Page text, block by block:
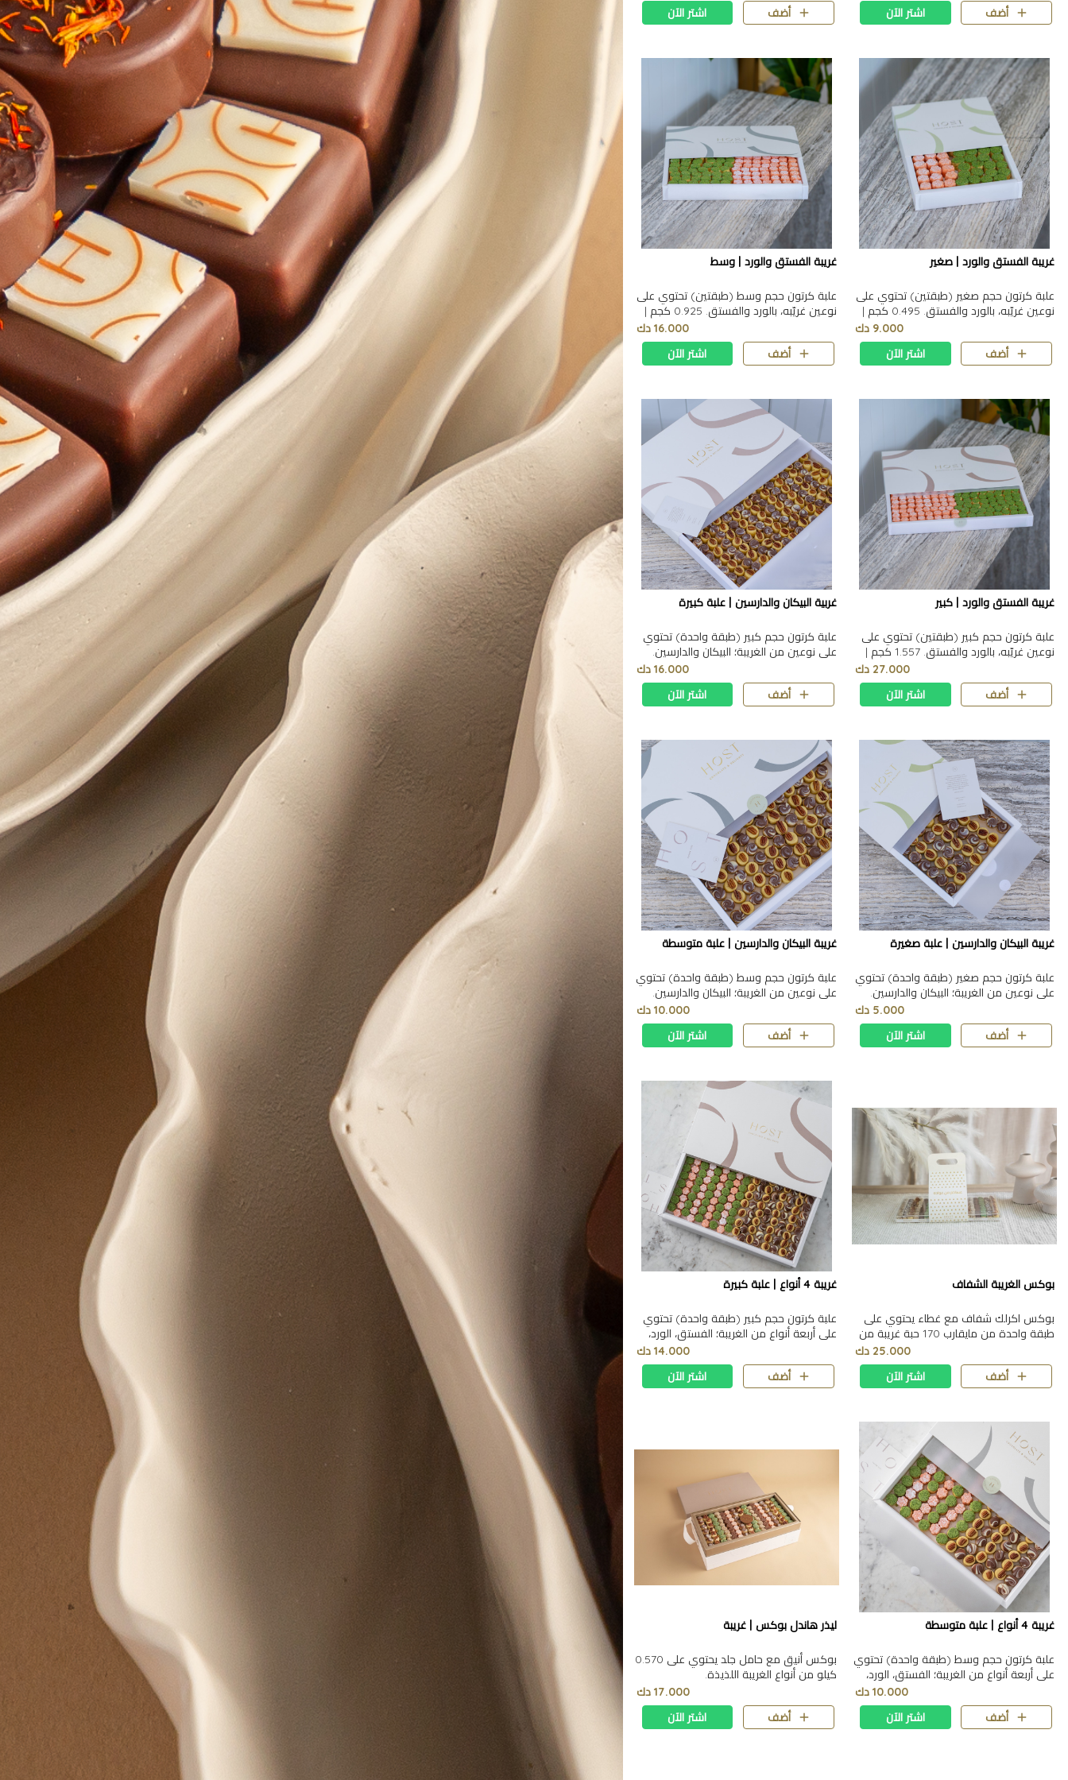
أضف
اشتر الآن
أضف
اشتر الآن
غريبة الفستق والورد | صغير
علبة كرتون حجم صغير (طبقتين) تحتوي على
نوعين غريّبه، بالورد والفستق. 0.495 كجم |
9.000 دك
أضف
اشتر الآن
غريبة الفستق والورد | وسط
علبة كرتون حجم وسط (طبقتين) تحتوي على
نوعين غريّبه، بالورد والفستق. 0.925 كجم |
16.000 دك
أضف
اشتر الآن
غريبة الفستق والورد | كبير
علبة كرتون حجم كبير (طبقتين) تحتوي على
نوعين غريّبه، بالورد والفستق. 1.557 كجم |
27.000 دك
أضف
اشتر الآن
غربية البيكان والدارسين | علبة كبيرة
علبة كرتون حجم كبير (طبقة واحدة) تحتوي
على نوعين من الغريبة؛ البيكان والدارسين.
16.000 دك
أضف
اشتر الآن
غريبة البيكان والدارسين | علبة صغيرة
علبة كرتون حجم صغير (طبقة واحدة) تحتوي
على نوعين من الغريبة؛ البيكان والدارسين.
5.000 دك
أضف
اشتر الآن
غريبة البيكان والدارسين | علبة متوسطة
علبة كرتون حجم وسط (طبقة واحدة) تحتوي
على نوعين من الغريبة؛ البيكان والدارسين.
10.000 دك
أضف
اشتر الآن
بوكس الغريبة الشفاف
بوكس اكرلك شفاف مع غطاء يحتوي على
طبقة واحدة من مايقارب 170 حبة غريبة من
غريبة الشوكولاته، اللوز، الفستق، البيكان،
والقرفة. الحجم: 42×24 سم
25.000 دك
أضف
اشتر الآن
غريبة 4 أنواع | علبة كبيرة
علبة كرتون حجم كبير (طبقة واحدة) تحتوي
على أربعة أنواع من الغريبة؛ الفستق، الورد،
14.000 دك
أضف
اشتر الآن
غريبة 4 أنواع | علبة متوسطة
علبة كرتون حجم وسط (طبقة واحدة) تحتوي
على أربعة أنواع من الغريبة؛ الفستق، الورد،
البيكان والدارسين. 0.507 غرام | ٢٣*١٧*٣.٥
سم
10.000 دك
أضف
اشتر الآن
ليذر هاندل بوكس | غريبة
بوكس أنيق مع حامل جلد يحتوي على 0.570
كيلو من أنواع الغريبة اللذيذة.
17.000 دك
أضف
اشتر الآن